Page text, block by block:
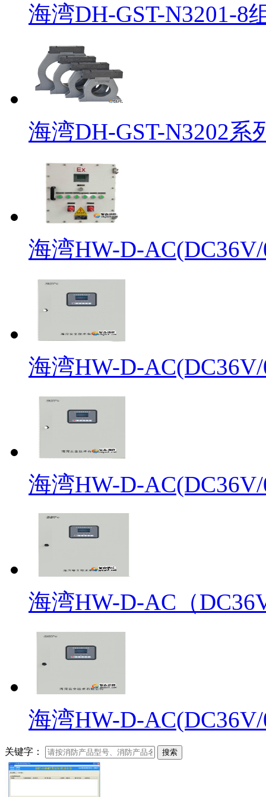
海湾DH-GST-N3201-8
海湾DH-GST-N3202系
海湾HW-D-AC(DC36V/
海湾HW-D-AC(DC36V/
海湾HW-D-AC(DC36V/
海湾HW-D-AC（
海湾HW-D-AC(DC36V/
关键字： 搜索